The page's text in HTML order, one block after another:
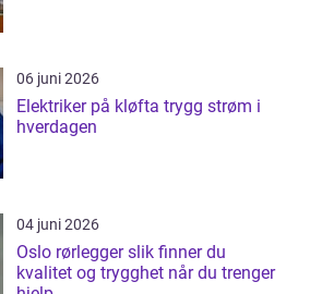
06 juni 2026
Elektriker på kløfta trygg strøm i
hverdagen
04 juni 2026
Oslo rørlegger slik finner du
kvalitet og trygghet når du trenger